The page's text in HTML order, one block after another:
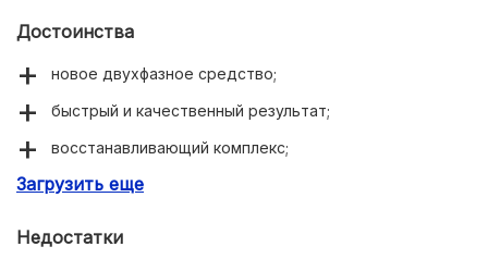
Достоинства
новое двухфазное средство;
быстрый и качественный результат;
восстанавливающий комплекс;
удобное применение в домашних условиях;
Загрузить еще
Недостатки